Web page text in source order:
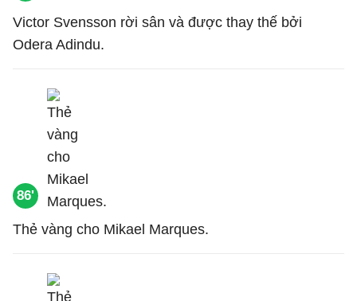
Victor Svensson rời sân và được thay thế bởi
Odera Adindu.
86'
Thẻ vàng cho Mikael Marques.